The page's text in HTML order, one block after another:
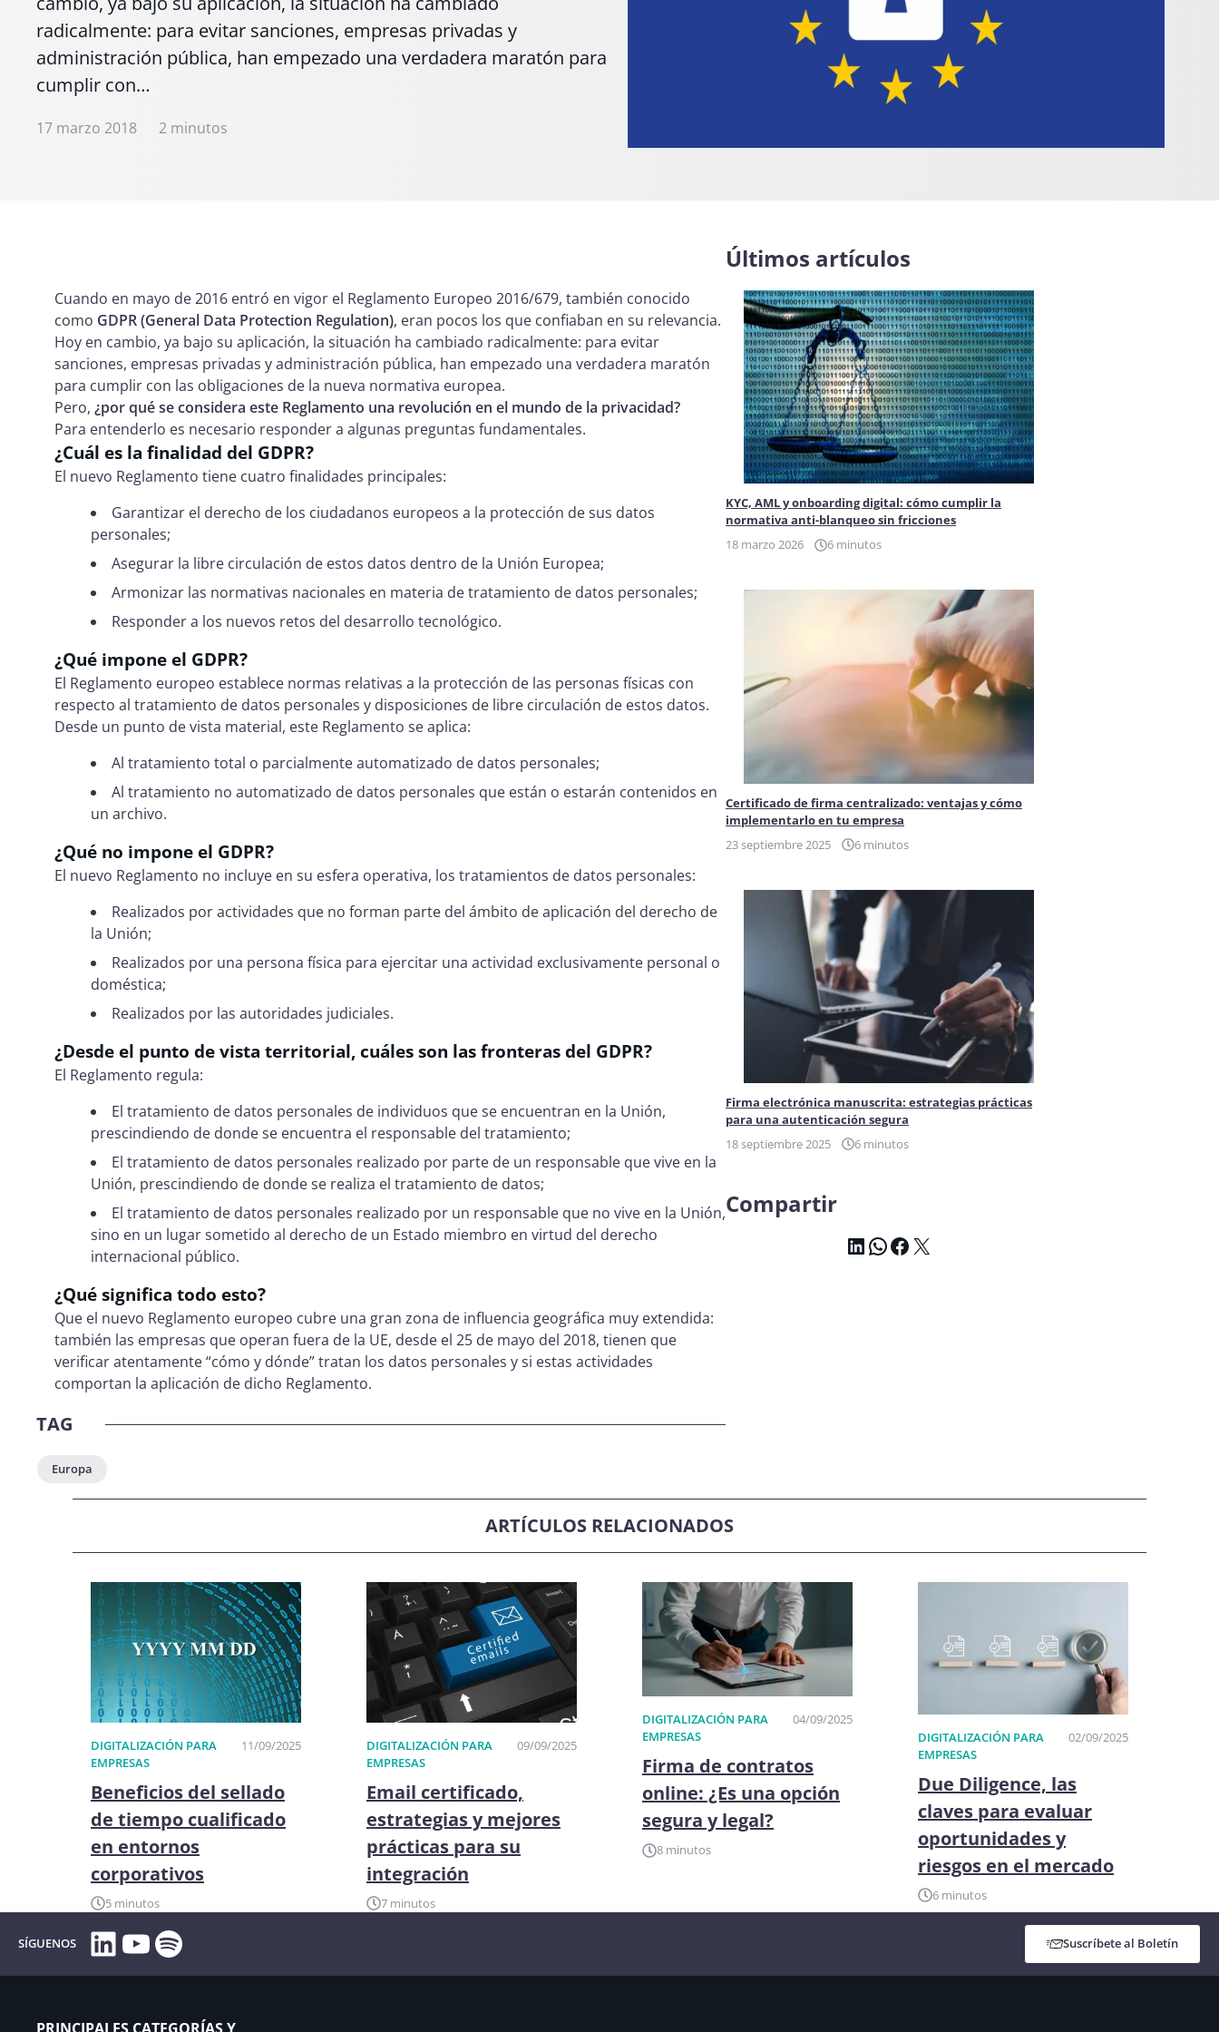
radicalmente: para evitar sanciones, empresas privadas y
administración pública, han empezado una verdadera maratón para
cumplir con…
17 marzo 2018 2 minutos
Cuando en mayo de 2016 entró en vigor el Reglamento Europeo 2016/679, también conocido
como GDPR (General Data Protection Regulation), eran pocos los que confiaban en su relevancia.
Hoy en cambio, ya bajo su aplicación, la situación ha cambiado radicalmente: para evitar
sanciones, empresas privadas y administración pública, han empezado una verdadera maratón
para cumplir con las obligaciones de la nueva normativa europea.
Pero, ¿por qué se considera este Reglamento una revolución en el mundo de la privacidad?
Para entenderlo es necesario responder a algunas preguntas fundamentales.
¿Cuál es la finalidad del GDPR?
El nuevo Reglamento tiene cuatro finalidades principales:
Garantizar el derecho de los ciudadanos europeos a la protección de sus datos
personales;
Asegurar la libre circulación de estos datos dentro de la Unión Europea;
Armonizar las normativas nacionales en materia de tratamiento de datos personales;
Responder a los nuevos retos del desarrollo tecnológico.
¿Qué impone el GDPR?
El Reglamento europeo establece normas relativas a la protección de las personas físicas con
respecto al tratamiento de datos personales y disposiciones de libre circulación de estos datos.
Desde un punto de vista material, este Reglamento se aplica:
Al tratamiento total o parcialmente automatizado de datos personales;
Al tratamiento no automatizado de datos personales que están o estarán contenidos en
un archivo.
¿Qué no impone el GDPR?
El nuevo Reglamento no incluye en su esfera operativa, los tratamientos de datos personales:
Realizados por actividades que no forman parte del ámbito de aplicación del derecho de
la Unión;
Realizados por una persona física para ejercitar una actividad exclusivamente personal o
doméstica;
Realizados por las autoridades judiciales.
¿Desde el punto de vista territorial, cuáles son las fronteras del GDPR?
El Reglamento regula:
El tratamiento de datos personales de individuos que se encuentran en la Unión,
prescindiendo de donde se encuentra el responsable del tratamiento;
El tratamiento de datos personales realizado por parte de un responsable que vive en la
Unión, prescindiendo de donde se realiza el tratamiento de datos;
El tratamiento de datos personales realizado por un responsable que no vive en la Unión,
sino en un lugar sometido al derecho de un Estado miembro en virtud del derecho
internacional público.
¿Qué significa todo esto?
Que el nuevo Reglamento europeo cubre una gran zona de influencia geográfica muy extendida:
también las empresas que operan fuera de la UE, desde el 25 de mayo del 2018, tienen que
verificar atentamente “cómo y dónde” tratan los datos personales y si estas actividades
comportan la aplicación de dicho Reglamento.
TAG
Europa
Últimos artículos
KYC, AML y onboarding digital: cómo cumplir la
normativa anti-blanqueo sin fricciones
18 marzo 2026
6 minutos
Certificado de firma centralizado: ventajas y cómo
implementarlo en tu empresa
23 septiembre 2025
6 minutos
Firma electrónica manuscrita: estrategias prácticas
para una autenticación segura
18 septiembre 2025
6 minutos
Compartir
LinkedIn WhatsApp Facebook X
ARTÍCULOS RELACIONADOS
DIGITALIZACIÓN PARA
EMPRESAS
11/09/2025
Beneficios del sellado
de tiempo cualificado
en entornos
corporativos
5 minutos
DIGITALIZACIÓN PARA
EMPRESAS
09/09/2025
Email certificado,
estrategias y mejores
prácticas para su
integración
7 minutos
DIGITALIZACIÓN PARA
EMPRESAS
04/09/2025
Firma de contratos
online: ¿Es una opción
segura y legal?
8 minutos
DIGITALIZACIÓN PARA
EMPRESAS
02/09/2025
Due Diligence, las
claves para evaluar
oportunidades y
riesgos en el mercado
6 minutos
SÍGUENOS LinkedIn
YouTube
Spotify Suscríbete al Boletín